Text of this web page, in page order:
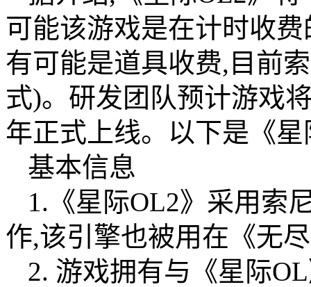
可能该游戏是在计时收
有可能是道具收费,目前
式)。研发团队预计游戏
年正式上线。以下是《
基本信息
1.《星际OL2》采用索
作,该引擎也被用在《无
2. 游戏拥有与《星际